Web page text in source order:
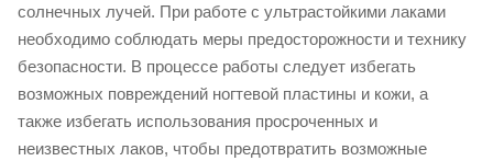
солнечных лучей. При работе с ультрастойкими лаками
необходимо соблюдать меры предосторожности и технику
безопасности. В процессе работы следует избегать
возможных повреждений ногтевой пластины и кожи, а
также избегать использования просроченных и
неизвестных лаков, чтобы предотвратить возможные